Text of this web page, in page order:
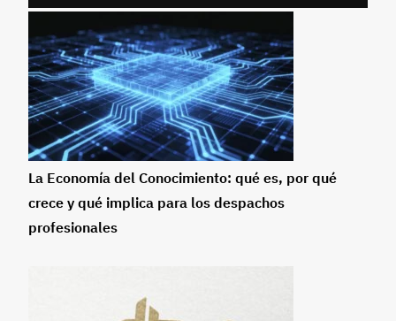
La Economía del Conocimiento: qué es, por qué
crece y qué implica para los despachos
profesionales